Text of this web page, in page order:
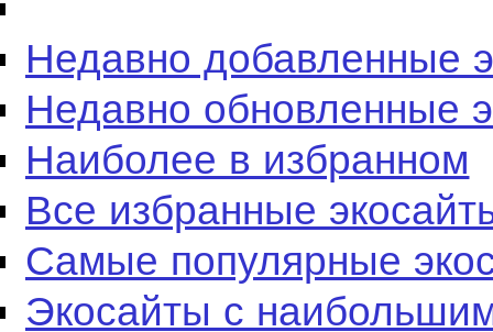
Недавно добавленные
Недавно обновленные
Наиболее в избранном
Все избранные
Самые популярные
Экосайты с